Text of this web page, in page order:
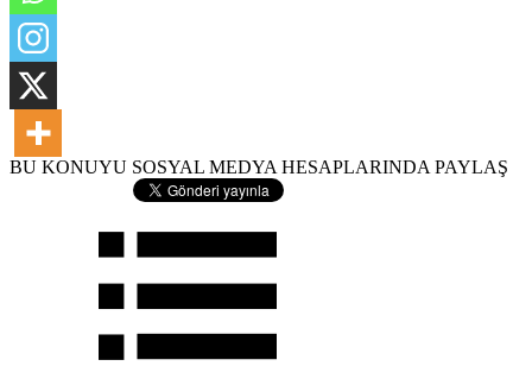
BU KONUYU SOSYAL MEDYA HESAPLARINDA PAYLAŞ